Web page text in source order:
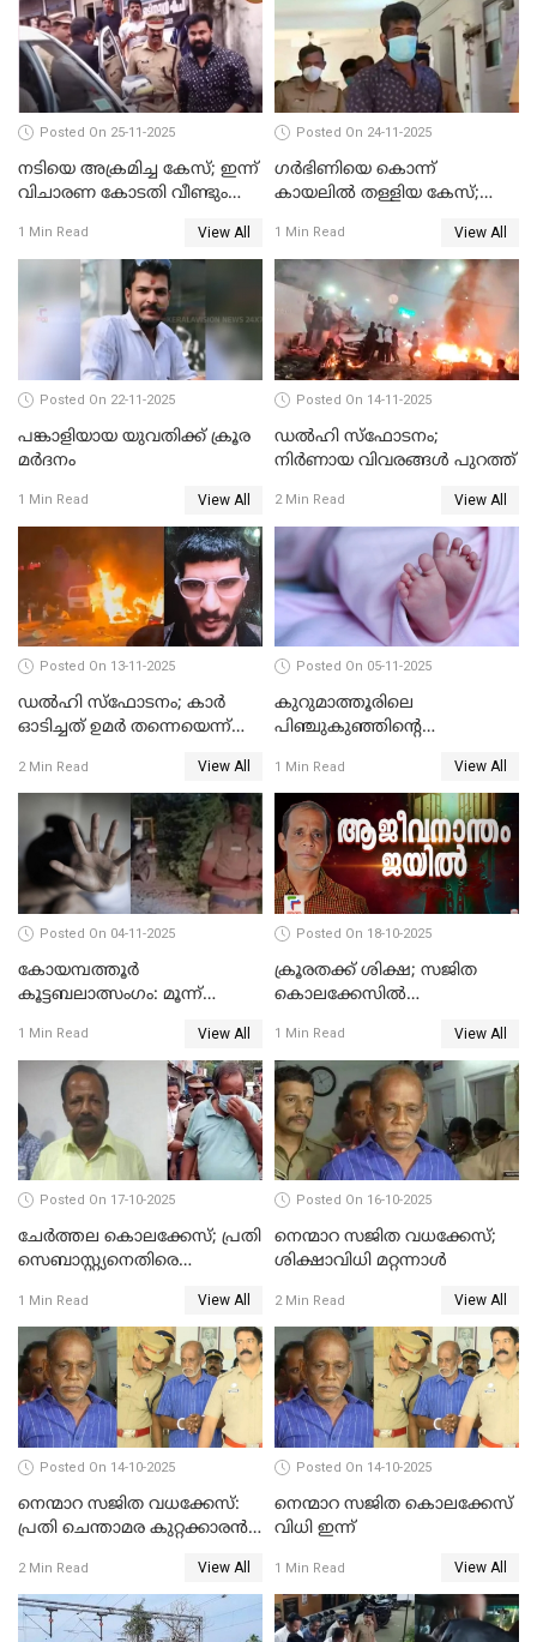
Posted On 25-11-2025
നടിയെ അക്രമിച്ച കേസ്; ഇന്ന്
വിചാരണ കോടതി വീണ്ടും
1 Min Read View All
Posted On 24-11-2025
ഗര്‍ഭിണിയെ കൊന്ന്
കായലില്‍ തള്ളിയ കേസ്;
1 Min Read View All
Posted On 22-11-2025
പങ്കാളിയായ യുവതിക്ക് ക്രൂര
മര്‍ദനം
1 Min Read View All
Posted On 14-11-2025
ഡല്‍ഹി സ്‌ഫോടനം;
നിര്‍ണായ വിവരങ്ങള്‍ പുറത്ത്
2 Min Read View All
Posted On 13-11-2025
ഡല്‍ഹി സ്‌ഫോടനം; കാര്‍
ഓടിച്ചത് ഉമര്‍ തന്നെയെന്ന്
പരിശോധനാഫലം
2 Min Read View All
Posted On 05-11-2025
കുറുമാത്തൂരിലെ
പിഞ്ചുകുഞ്ഞിന്റെ
അറസ്റ്റില്‍
1 Min Read View All
Posted On 04-11-2025
കോയമ്പത്തൂർ
കൂട്ടബലാത്സംഗം: മൂന്ന്
1 Min Read View All
Posted On 18-10-2025
ക്രൂരതക്ക് ശിക്ഷ; സജിത
കൊലക്കേസില്‍
ഇരട്ടജീവപര്യന്തം
1 Min Read View All
Posted On 17-10-2025
ചേര്‍ത്തല കൊലക്കേസ്; പ്രതി
സെബാസ്റ്റ്യനെതിരെ
1 Min Read View All
Posted On 16-10-2025
നെന്മാറ സജിത വധക്കേസ്;
ശിക്ഷാവിധി മറ്റന്നാള്‍
2 Min Read View All
Posted On 14-10-2025
നെന്മാറ സജിത വധക്കേസ്:
പ്രതി ചെന്താമര കുറ്റക്കാരൻ,
നടത്തിയത്
ഇരട്ടക്കൊലപാതകം
2 Min Read View All
Posted On 14-10-2025
നെന്മാറ സജിത കൊലക്കേസ്
വിധി ഇന്ന്
1 Min Read View All